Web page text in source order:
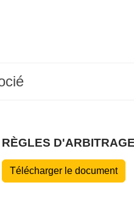
RÈGLES
Télécharger le document